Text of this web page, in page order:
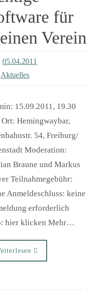
für
Verein
05.04.2011
Aktuelles
15.09.2011, 19.30
Hemingwaybar,
54, Freiburg/
Moderation:
Braune und Markus
Teilnahmegebühr:
Anmeldeschluss: keine
erforderlich
hier klicken Mehr…